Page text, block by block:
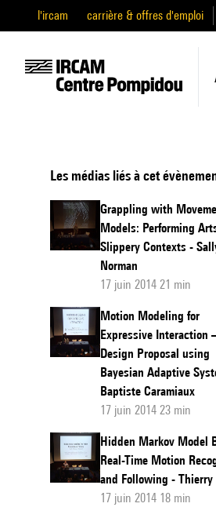
l'ircam carrière & offres d'emploi
Les médias liés à cet
Grappling with
Models: Performing
Slippery Contexts -
Norman
17 juin 2014 21 min
Motion Modeling for
Expressive Interaction
Design Proposal using
Bayesian Adaptive
Baptiste Caramiaux
17 juin 2014 23 min
Hidden Markov Model
Real-Time Motion
and Following - Thierry
17 juin 2014 18 min